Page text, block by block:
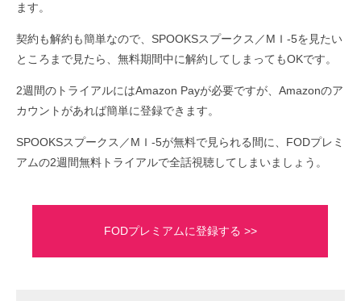
ます。
契約も解約も簡単なので、SPOOKSスプークス／MＩ-5を見たい
ところまで見たら、無料期間中に解約してしまってもOKです。
2週間のトライアルにはAmazon Payが必要ですが、Amazonのア
カウントがあれば簡単に登録できます。
SPOOKSスプークス／MＩ-5が無料で見られる間に、FODプレミ
アムの2週間無料トライアルで全話視聴してしまいましょう。
FODプレミアムに登録する >>